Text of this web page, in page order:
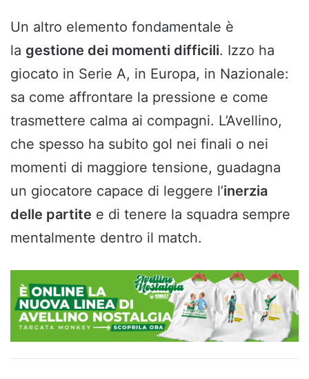
Un altro elemento fondamentale è
la gestione dei momenti difficili. Izzo ha
giocato in Serie A, in Europa, in Nazionale:
sa come affrontare la pressione e come
trasmettere calma ai compagni. L’Avellino,
che spesso ha subito gol nei finali o nei
momenti di maggiore tensione, guadagna
un giocatore capace di leggere l’inerzia
delle partite e di tenere la squadra sempre
mentalmente dentro il match.